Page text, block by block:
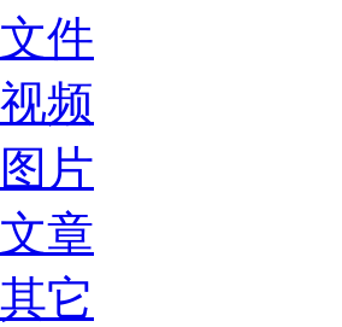
文件
视频
图片
文章
其它